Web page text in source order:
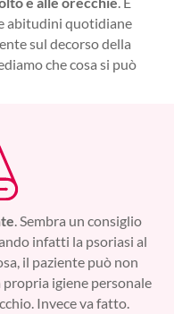
abitudini quotidiane
sul decorso della
che cosa si può
. Sembra un consiglio
infatti la psoriasi al
il paziente può non
igiene personale
Invece va fatto.